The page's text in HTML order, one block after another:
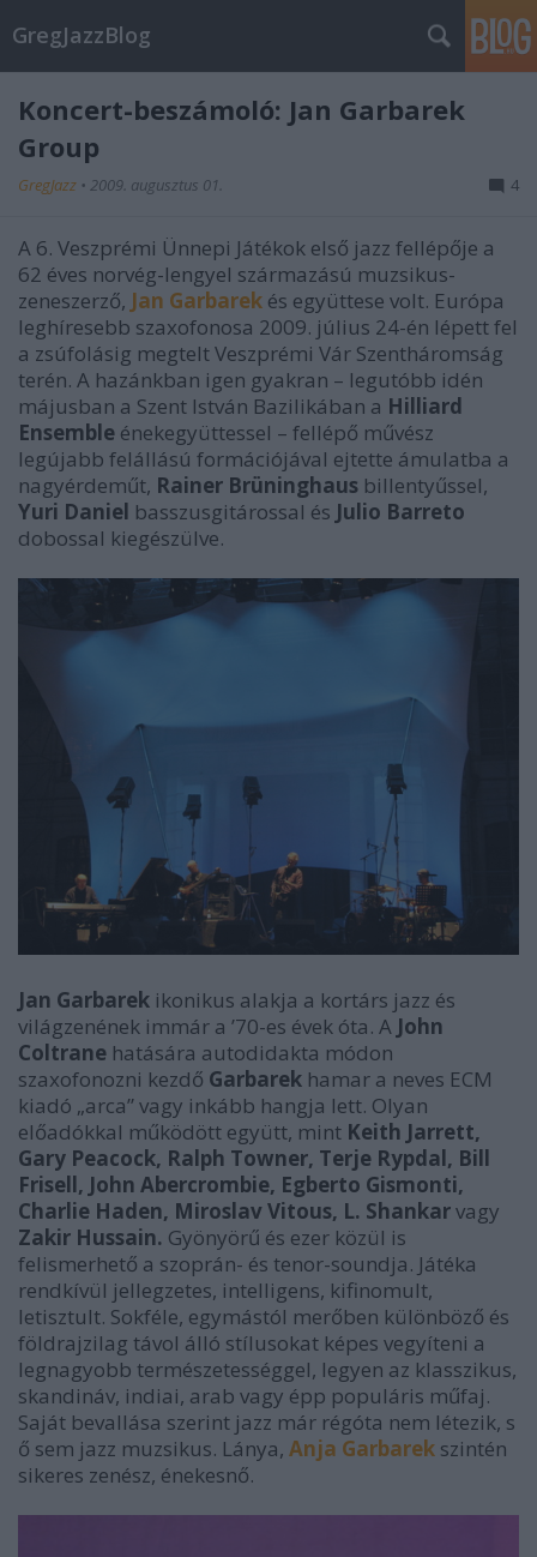
GregJazzBlog
Koncert-beszámoló: Jan Garbarek
Group
GregJazz • 2009. augusztus 01. 4
A 6. Veszprémi Ünnepi Játékok első jazz fellépője a
62 éves norvég-lengyel származású muzsikus-
zeneszerző, Jan Garbarek és együttese volt. Európa
leghíresebb szaxofonosa 2009. július 24-én lépett fel
a zsúfolásig megtelt Veszprémi Vár Szentháromság
terén. A hazánkban igen gyakran – legutóbb idén
májusban a Szent István Bazilikában a Hilliard
Ensemble énekegyüttessel – fellépő művész
legújabb felállású formációjával ejtette ámulatba a
nagyérdeműt, Rainer Brüninghaus billentyűssel,
Yuri Daniel basszusgitárossal és Julio Barreto
dobossal kiegészülve.
Jan Garbarek ikonikus alakja a kortárs jazz és
világzenének immár a ’70-es évek óta. A John
Coltrane hatására autodidakta módon
szaxofonozni kezdő Garbarek hamar a neves ECM
kiadó „arca” vagy inkább hangja lett. Olyan
előadókkal működött együtt, mint Keith Jarrett,
Gary Peacock, Ralph Towner, Terje Rypdal, Bill
Frisell, John Abercrombie, Egberto Gismonti,
Charlie Haden, Miroslav Vitous, L. Shankarvagy
Zakir Hussain. Gyönyörű és ezer közül is
felismerhető a szoprán- és tenor-soundja. Játéka
rendkívül jellegzetes, intelligens, kifinomult,
letisztult. Sokféle, egymástól merőben különböző és
földrajzilag távol álló stílusokat képes vegyíteni a
legnagyobb természetességgel, legyen az klasszikus,
skandináv, indiai, arab vagy épp populáris műfaj.
Saját bevallása szerint jazz már régóta nem létezik, s
ő sem jazz muzsikus. Lánya, Anja Garbarek szintén
sikeres zenész, énekesnő.